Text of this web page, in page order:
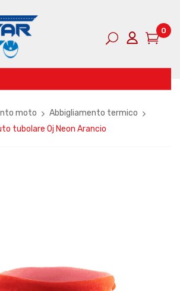
0
moto
Abbigliamento termico
tubolare Oj Neon Arancio